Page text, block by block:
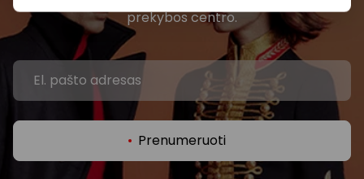
prekybos centro.
Prenumeruoti